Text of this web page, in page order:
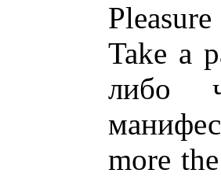
Take a
либо
more